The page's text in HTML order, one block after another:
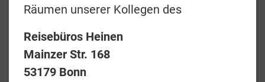
Angebotsanfrage
Merkliste
Räumen unserer Kollegen des
Reisebüros Heinen
Mainzer Str. 168
53179 Bonn